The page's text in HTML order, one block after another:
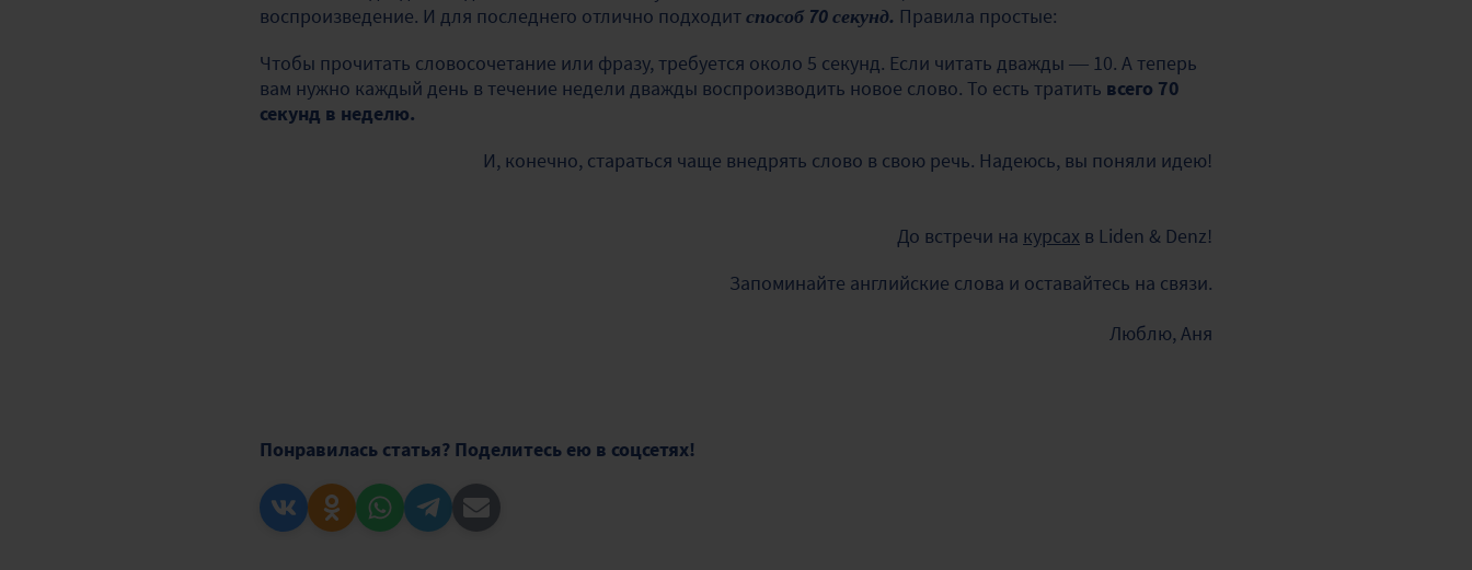
воспроизведение. И для последнего отлично подходитспособ 70 секунд. Правила простые:
Чтобы прочитать словосочетание или фразу, требуется около 5 секунд. Если читать дважды — 10. А теперь
вам нужно каждый день в течение недели дважды воспроизводить новое слово. То есть тратить всего 70
секунд в неделю.
И, конечно, стараться чаще внедрять слово в свою речь. Надеюсь, вы поняли идею!
До встречи на курсах в Liden & Denz!
Запоминайте английские слова и оставайтесь на связи.
Люблю, Аня
Понравилась статья? Поделитесь ею в соцсетях!